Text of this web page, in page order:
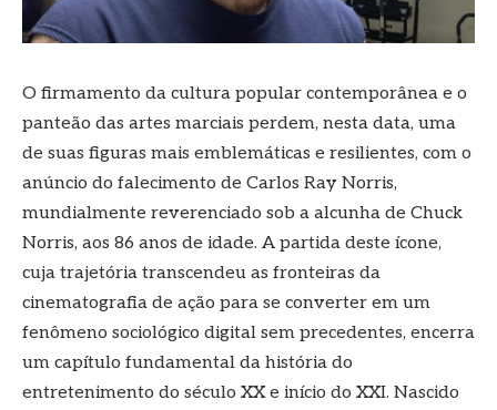
O firmamento da cultura popular contemporânea e o
panteão das artes marciais perdem, nesta data, uma
de suas figuras mais emblemáticas e resilientes, com o
anúncio do falecimento de Carlos Ray Norris,
mundialmente reverenciado sob a alcunha de Chuck
Norris, aos 86 anos de idade. A partida deste ícone,
cuja trajetória transcendeu as fronteiras da
cinematografia de ação para se converter em um
fenômeno sociológico digital sem precedentes, encerra
um capítulo fundamental da história do
entretenimento do século XX e início do XXI. Nascido